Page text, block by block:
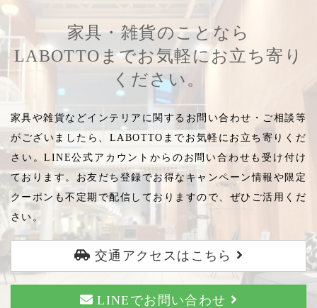
家具・雑貨のことなら
LABOTTOまでお気軽にお立ち寄り
ください。
家具や雑貨などインテリアに関するお問い合わせ・ご相談等
がございましたら、LABOTTOまでお気軽にお立ち寄りくだ
さい。LINE公式アカウントからのお問い合わせも受け付け
ております。お友だち登録でお得なキャンペーン情報や限定
クーポンも不定期で配信しておりますので、ぜひご活用くだ
さい。
交通アクセスはこちら
LINEでお問い合わせ